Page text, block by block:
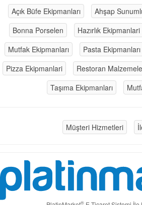
Açık Büfe Ekipmanları Ahşap
Bonna Porselen
Hazırlık Ekipmanlari
Mutfak Ekipmanları
Pasta Ekipmanları
Pizza Ekipmanlari
Restoran
Taşıma Ekipmanları
Müşteri Hizmetleri
®